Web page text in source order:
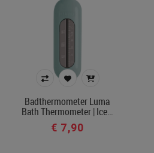
Badthermometer Luma
Bath Thermometer | Ice…
€ 7,90